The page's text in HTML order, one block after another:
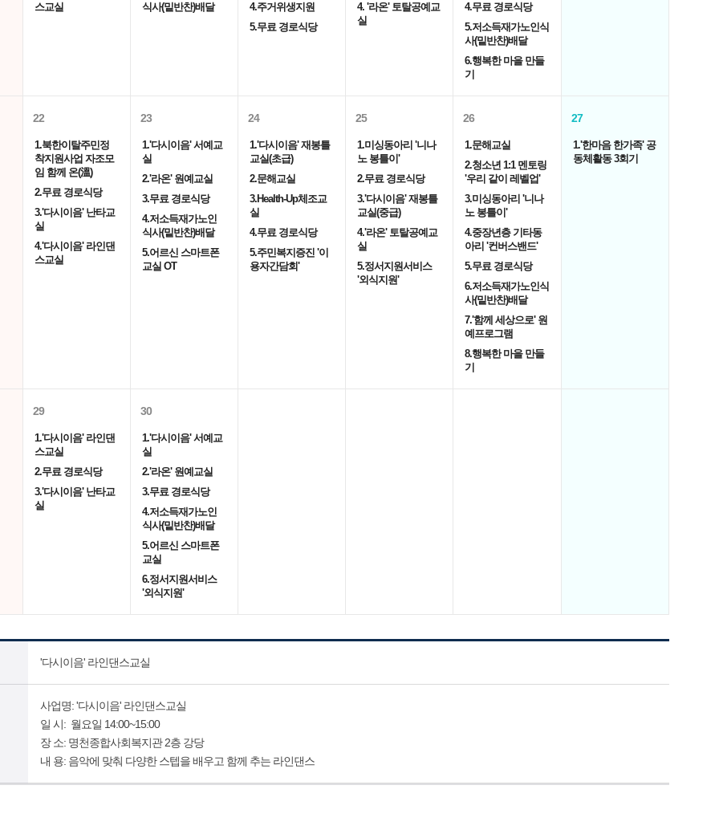
스교실
식사(밑반찬)배달
4.주거위생지원
5.무료 경로식당
4. '라온' 토탈공예교
실
4.무료 경로식당
5.저소득재가노인식
사(밑반찬)배달
6.행복한 마을 만들
기
22
1.북한이탈주민정
착지원사업 자조모
임 함께 온(溫)
2.무료 경로식당
3.'다시이음' 난타교
실
4.'다시이음' 라인댄
스교실
23
1.'다시이음' 서예교
실
2.'라온' 원예교실
3.무료 경로식당
4.저소득재가노인
식사(밑반찬)배달
5.어르신 스마트폰
교실 OT
24
1.'다시이음' 재봉틀
교실(초급)
2.문해교실
3.Health-Up체조교
실
4.무료 경로식당
5.주민복지증진 '이
용자간담회'
25
1.미싱동아리 '니나
노 봉틀이'
2.무료 경로식당
3.'다시이음' 재봉틀
교실(중급)
4.'라온' 토탈공예교
실
5.정서지원서비스
'외식지원'
26
1.문해교실
2.청소년 1:1 멘토링
'우리 같이 레벨업'
3.미싱동아리 '니나
노 봉틀이'
4.중장년층 기타동
아리 '컨버스밴드'
5.무료 경로식당
6.저소득재가노인식
사(밑반찬)배달
7.'함께 세상으로' 원
예프로그램
8.행복한 마을 만들
기
27
1.'한마음 한가족' 공
동체활동 3회기
29
1.'다시이음' 라인댄
스교실
2.무료 경로식당
3.'다시이음' 난타교
실
30
1.'다시이음' 서예교
실
2.'라온' 원예교실
3.무료 경로식당
4.저소득재가노인
식사(밑반찬)배달
5.어르신 스마트폰
교실
6.정서지원서비스
'외식지원'
'다시이음' 라인댄스교실
사업명: '다시이음' 라인댄스교실
일 시: 월요일 14:00~15:00
장 소: 명천종합사회복지관 2층 강당
내 용: 음악에 맞춰 다양한 스텝을 배우고 함께 추는 라인댄스